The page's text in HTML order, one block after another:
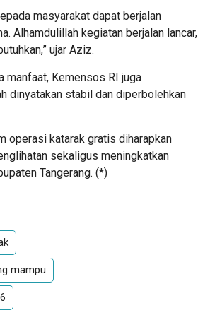
masyarakat dapat berjalan
Alhamdulillah kegiatan berjalan lancar,
ujar Aziz.
manfaat, Kemensos RI juga
dinyatakan stabil dan diperbolehkan
operasi katarak gratis diharapkan
sekaligus meningkatkan
Tangerang. (*)
mampu